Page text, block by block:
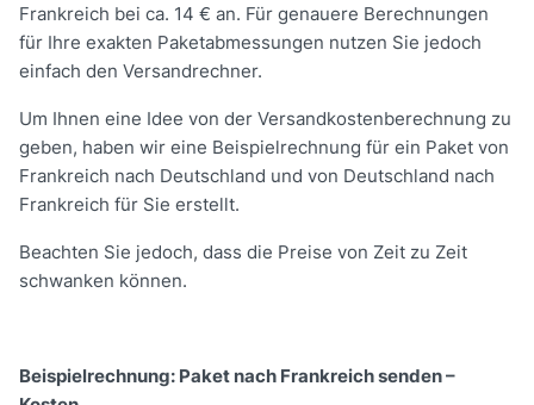
Frankreich bei ca. 14 € an. Für genauere Berechnungen
für Ihre exakten Paketabmessungen nutzen Sie jedoch
einfach den Versandrechner.
Um Ihnen eine Idee von der Versandkostenberechnung zu
geben, haben wir eine Beispielrechnung für ein Paket von
Frankreich nach Deutschland und von Deutschland nach
Frankreich für Sie erstellt.
Beachten Sie jedoch, dass die Preise von Zeit zu Zeit
schwanken können.
Beispielrechnung: Paket nach Frankreich senden –